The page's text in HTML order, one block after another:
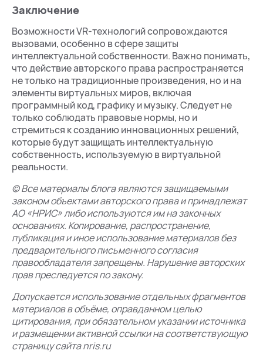
Заключение
Возможности VR-технологий сопровождаются
вызовами, особенно в сфере защиты
интеллектуальной собственности. Важно понимать,
что действие авторского права распространяется
не только на традиционные произведения, но и на
элементы виртуальных миров, включая
программный код, графику и музыку. Следует не
только соблюдать правовые нормы, но и
стремиться к созданию инновационных решений,
которые будут защищать интеллектуальную
собственность, используемую в виртуальной
реальности.
© Все материалы блога являются защищаемыми
законом объектами авторского права и принадлежат
АО «НРИС» либо используются им на законных
основаниях. Копирование, распространение,
публикация и иное использование материалов без
предварительного письменного согласия
правообладателя запрещены. Нарушение авторских
прав преследуется по закону.
Допускается использование отдельных фрагментов
материалов в объёме, оправданном целью
цитирования, при обязательном указании источника
и размещении активной ссылки на соответствующую
страницу сайта nris.ru